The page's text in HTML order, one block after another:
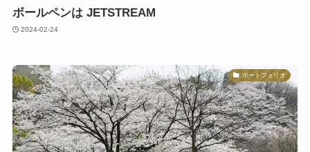
ボールペンは JETSTREAM
2024-02-24
ポートフォリオ